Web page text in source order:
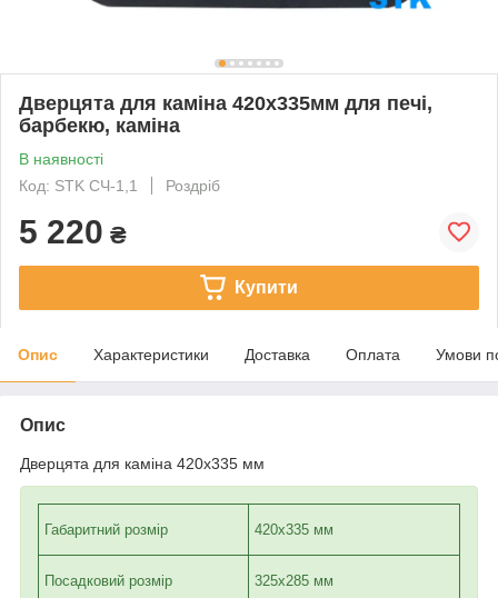
Дверцята для каміна 420х335мм для печі,
барбекю, каміна
В наявності
Код: STK CЧ-1,1
Роздріб
5 220 ₴
Купити
Опис Характеристики Доставка Оплата Умови
Опис
Дверцята для каміна 420х335 мм
Габаритний розмір 420х335 мм
Посадковий розмір 325х285 мм